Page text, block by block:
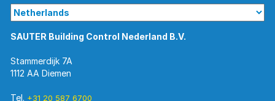
SAUTER Building Control Nederland B.V.
Stammerdijk 7A
1112 AA Diemen
Tel. +31 20 587 6700